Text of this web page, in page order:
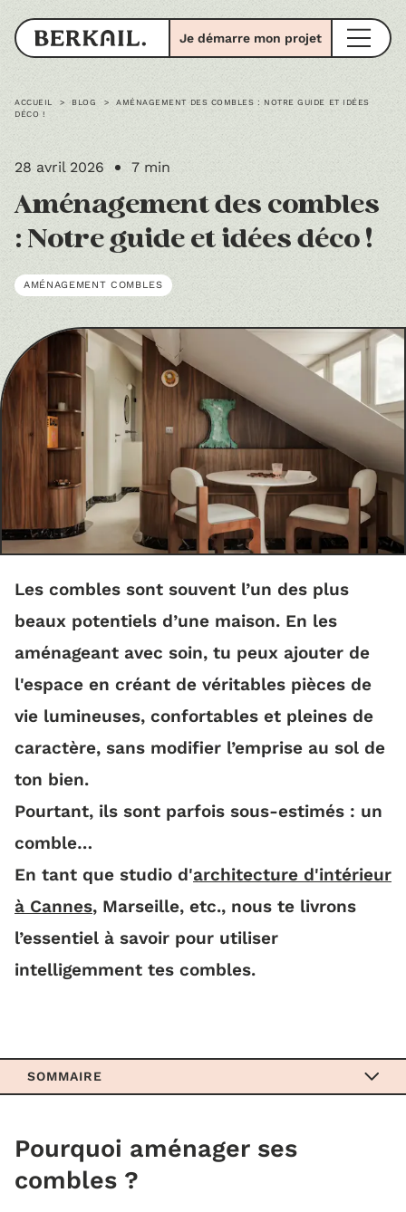
Je démarre mon projet
ACCUEIL > BLOG >
AMÉNAGEMENT DES COMBLES : NOTRE GUIDE ET IDÉES
DÉCO !
28 avril 2026 7 min
Aménagement des combles
: Notre guide et idées déco !
AMÉNAGEMENT COMBLES
Les combles sont souvent l’un des plus
beaux potentiels d’une maison. En les
aménageant avec soin, tu peux ajouter de
l'espace en créant de véritables pièces de
vie lumineuses, confortables et pleines de
caractère, sans modifier l’emprise au sol de
ton bien.
Pourtant, ils sont parfois sous-estimés : un
comble…
En tant que studio d'architecture d'intérieur
à Cannes, Marseille, etc., nous te livrons
l’essentiel à savoir pour utiliser
intelligemment tes combles.
SOMMAIRE
Quels travaux sont nécessaires pour
Pourquoi aménager ses
combles ?